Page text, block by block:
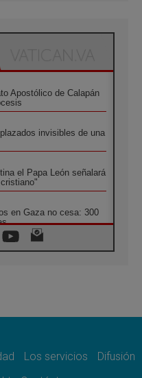
Apostólico de Calapán
invisibles de una
el Papa León señalará
en Gaza no cesa: 300
el mundo, solo la
del Evangelio
Los servicios
Difusión